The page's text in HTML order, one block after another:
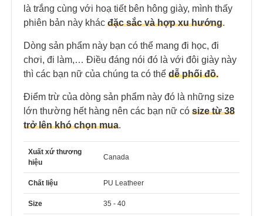
là trắng cùng với hoạ tiết bên hông giày, mình thấy
phiên bản này khác đặc sắc và hợp xu hướng.
Dòng sản phẩm này bạn có thể mang đi học, đi
chơi, đi làm,… Điều đáng nói đó là với đôi giày này
thì các bạn nữ của chúng ta có thể dễ phối đồ.
Điểm trừ của dòng sản phẩm này đó là những size
lớn thường hết hàng nên các bạn nữ có size từ 38
trở lên khó chọn mua.
Xuất xứ thương
hiệu
Canada
Chất liệu PU Leatheer
Size 35 - 40